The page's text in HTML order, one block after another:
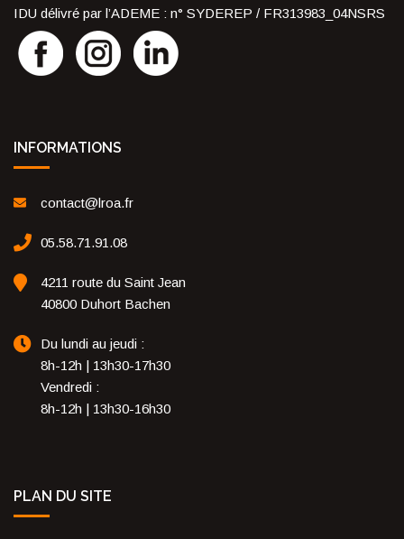
IDU délivré par l’ADEME : n° SYDEREP / FR313983_04NSRS
INFORMATIONS
contact@lroa.fr
05.58.71.91.08
4211 route du Saint Jean
40800 Duhort Bachen
Du lundi au jeudi :
8h-12h | 13h30-17h30
Vendredi :
8h-12h | 13h30-16h30
PLAN DU SITE